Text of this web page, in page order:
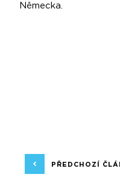
Německa.
PŘEDCHOZÍ